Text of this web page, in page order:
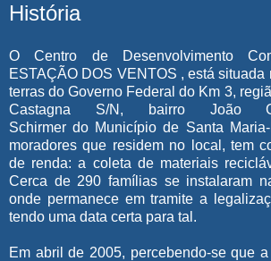
História
O Centro de Desenvolvimento
ESTAÇÃO DOS VENTOS , está situada
terras do Governo Federal do Km 3,
Castagna S/N, bairro João
Schirmer do Município de Santa
moradores que residem no local, tem
de renda: a coleta de materiais
Cerca de 290 famílias se instalaram
onde permanece em tramite a
tendo uma data certa para tal.
Em abril de 2005, percebendo-se que